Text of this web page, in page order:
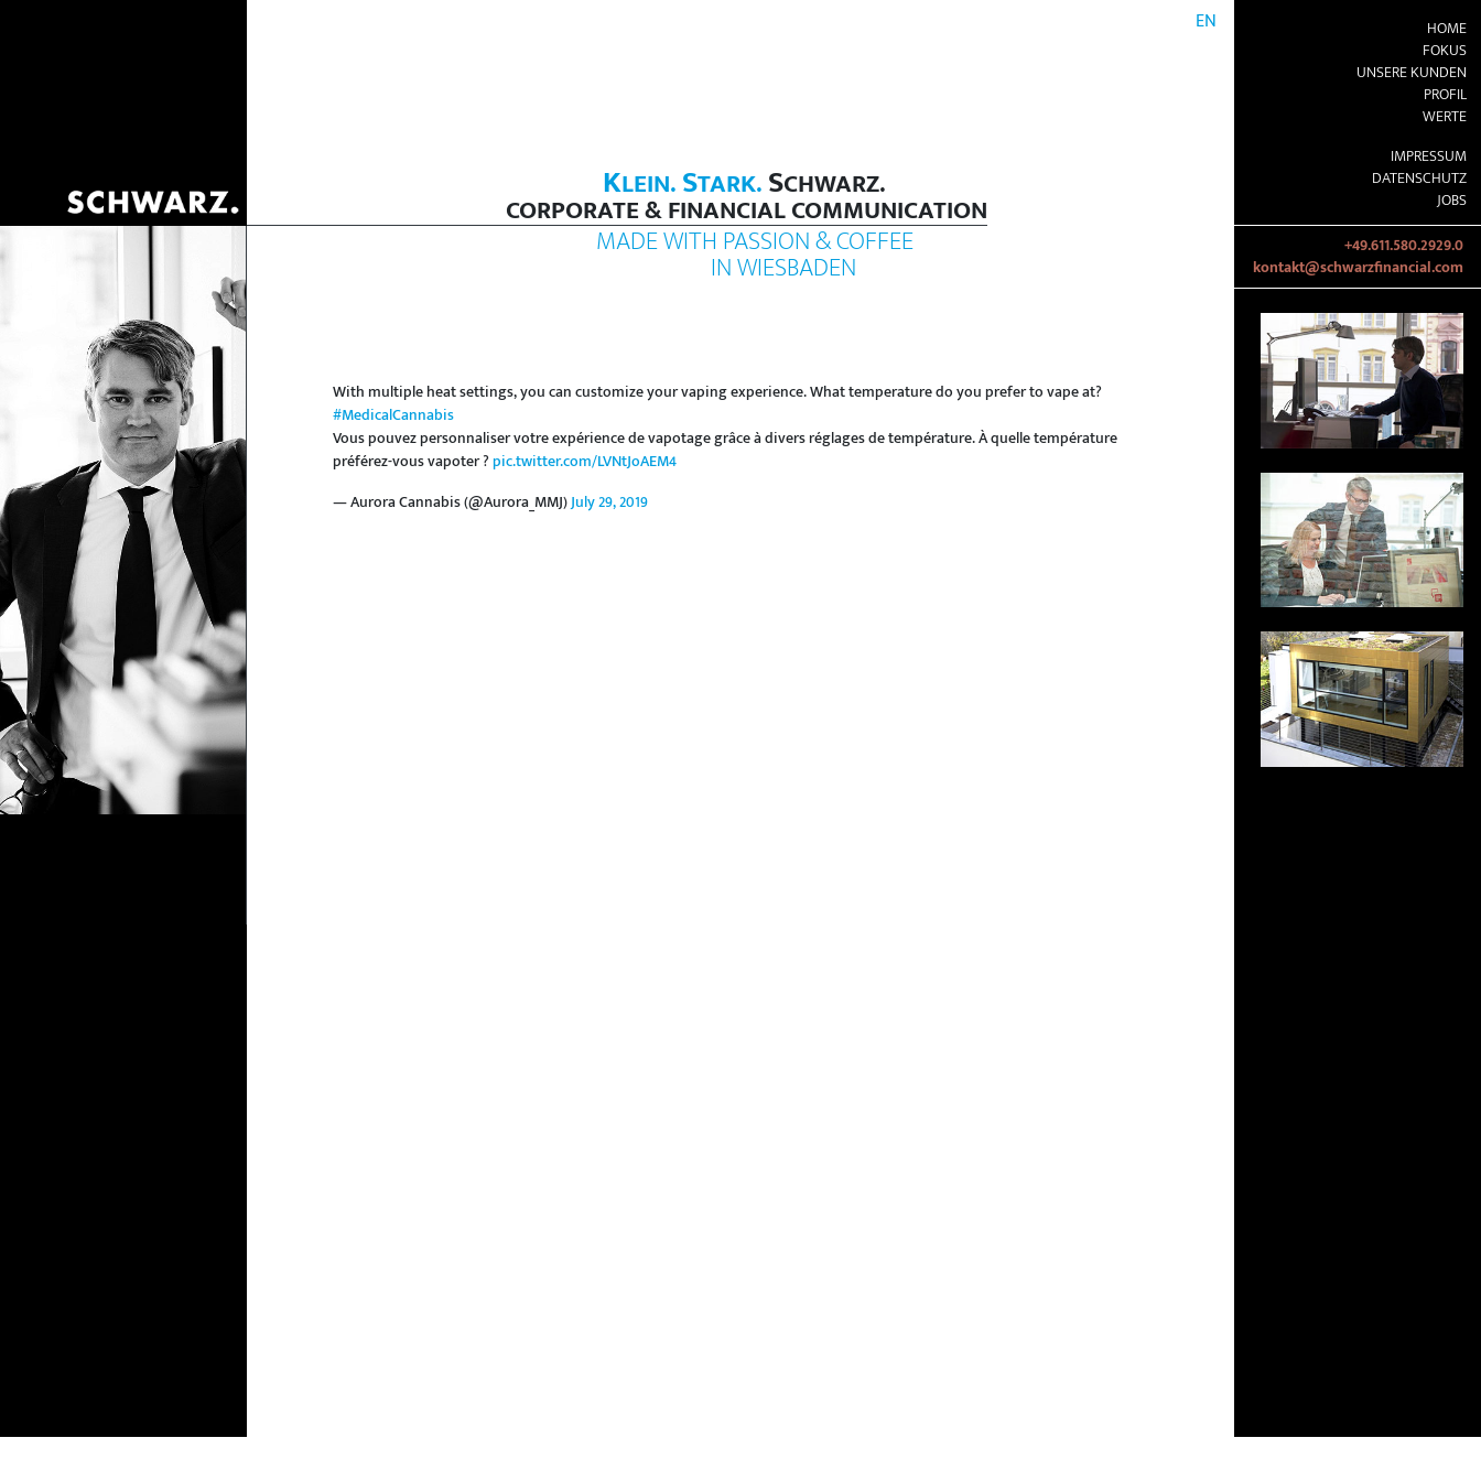
KLEIN.STARK.SCHWARZ.
CORPORATE & FINANCIAL COMMUNICATION
EN
HOME
FOKUS
UNSERE KUNDEN
PROFIL
WERTE
IMPRESSUM
DATENSCHUTZ
JOBS
MADE WITH PASSION & COFFEE
IN WIESBADEN
With multiple heat settings, you can customize your vaping experience. What temperature do you prefer to vape at?
#MedicalCannabis
Vous pouvez personnaliser votre expérience de vapotage grâce à divers réglages de température. À quelle température
préférez-vous vapoter ?pic.twitter.com/LVNtJoAEM4
— Aurora Cannabis (@Aurora_MMJ)July 29, 2019
+49.611.580.2929.0
kontakt@schwarzfinancial.com